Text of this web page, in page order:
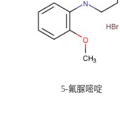
5-氟脲嘧啶